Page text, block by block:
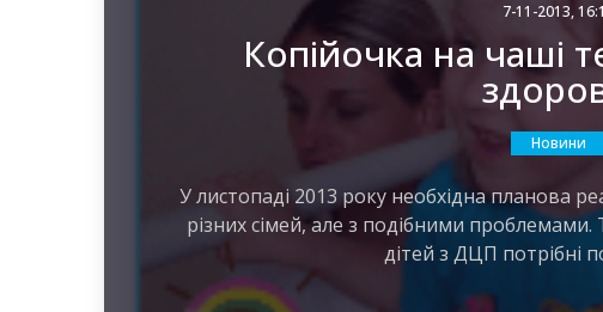
7-11-2013,
Копійочка на чаші
Новини
У листопаді 2013 року необхідна планова
різних сімей, але з подібними проблемами.
дітей з ДЦП потрібні